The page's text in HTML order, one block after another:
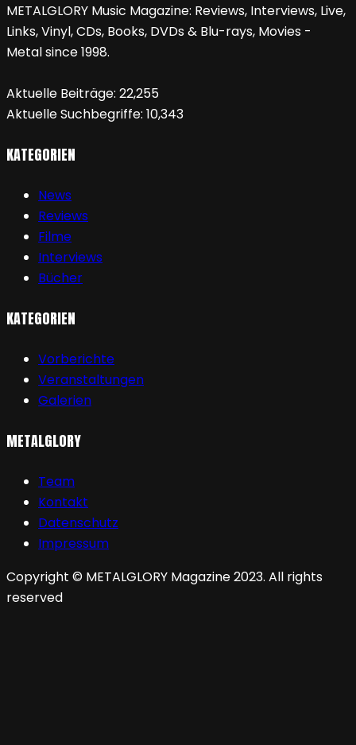
METALGLORY Music Magazine: Reviews, Interviews, Live,
Links, Vinyl, CDs, Books, DVDs & Blu-rays, Movies -
Metal since 1998.
Aktuelle Beiträge: 22,255
Aktuelle Suchbegriffe: 10,343
KATEGORIEN
News
Reviews
Filme
Interviews
Bücher
KATEGORIEN
Vorberichte
Veranstaltungen
Galerien
METALGLORY
Team
Kontakt
Datenschutz
Impressum
Copyright © METALGLORY Magazine 2023. All rights
reserved